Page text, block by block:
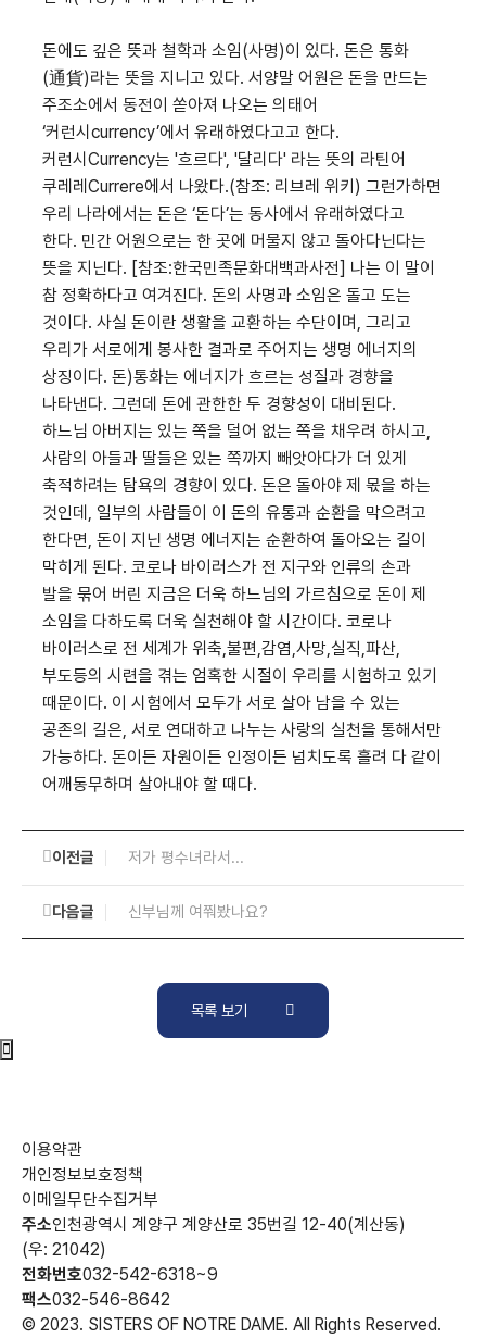
돈에도 깊은 뜻과 철학과 소임(사명)이 있다. 돈은 통화
(通貨)라는 뜻을 지니고 있다. 서양말 어원은 돈을 만드는
주조소에서 동전이 쏟아져 나오는 의태어
‘커런시currency’에서 유래하였다고고 한다.
커런시Currency는 '흐르다', '달리다' 라는 뜻의 라틴어
쿠레레Currere에서 나왔다.(참조: 리브레 위키) 그런가하면
우리 나라에서는 돈은 ‘돈다’는 동사에서 유래하였다고
한다. 민간 어원으로는 한 곳에 머물지 않고 돌아다닌다는
뜻을 지닌다. [참조:한국민족문화대백과사전] 나는 이 말이
참 정확하다고 여겨진다. 돈의 사명과 소임은 돌고 도는
것이다. 사실 돈이란 생활을 교환하는 수단이며, 그리고
우리가 서로에게 봉사한 결과로 주어지는 생명 에너지의
상징이다. 돈)통화는 에너지가 흐르는 성질과 경향을
나타낸다. 그런데 돈에 관한한 두 경향성이 대비된다.
하느님 아버지는 있는 쪽을 덜어 없는 쪽을 채우려 하시고,
사람의 아들과 딸들은 있는 쪽까지 빼앗아다가 더 있게
축적하려는 탐욕의 경향이 있다. 돈은 돌아야 제 몫을 하는
것인데, 일부의 사람들이 이 돈의 유통과 순환을 막으려고
한다면, 돈이 지닌 생명 에너지는 순환하여 돌아오는 길이
막히게 된다. 코로나 바이러스가 전 지구와 인류의 손과
발을 묶어 버린 지금은 더욱 하느님의 가르침으로 돈이 제
소임을 다하도록 더욱 실천해야 할 시간이다. 코로나
바이러스로 전 세계가 위축,불편,감염,사망,실직,파산,
부도등의 시련을 겪는 엄혹한 시절이 우리를 시험하고 있기
때문이다. 이 시험에서 모두가 서로 살아 남을 수 있는
공존의 길은, 서로 연대하고 나누는 사랑의 실천을 통해서만
가능하다. 돈이든 자원이든 인정이든 넘치도록 흘려 다 같이
어깨동무하며 살아내야 할 때다.
이전글 저가 평수녀라서...
다음글 신부님께 여쭤봤나요?
목록 보기
이용약관
개인정보보호정책
이메일무단수집거부
주소인천광역시 계양구 계양산로 35번길 12-40(계산동)
(우: 21042)
전화번호032-542-6318~9
팩스032-546-8642
© 2023. SISTERS OF NOTRE DAME. All Rights Reserved.